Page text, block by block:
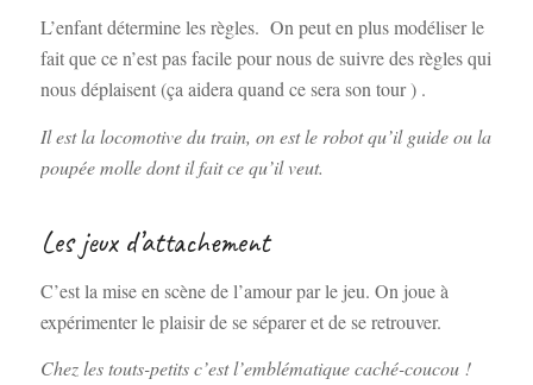
L’enfant détermine les règles. On peut en plus modéliser le
fait que ce n’est pas facile pour nous de suivre des règles qui
nous déplaisent (ça aidera quand ce sera son tour ) .
Il est la locomotive du train, on est le robot qu’il guide ou la
poupée molle dont il fait ce qu’il veut.
Les jeux d’attachement
C’est la mise en scène de l’amour par le jeu. On joue à
expérimenter le plaisir de se séparer et de se retrouver.
Chez les touts-petits c’est l’emblématique caché-coucou !